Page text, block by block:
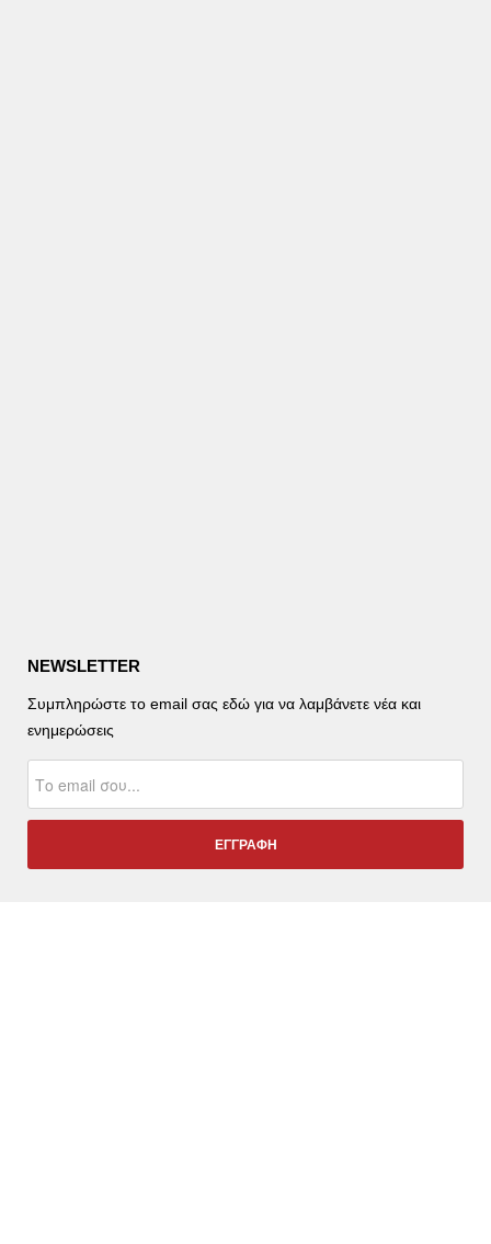
NEWSLETTER
Συμπληρώστε το email σας εδώ για να λαμβάνετε νέα και
ενημερώσεις